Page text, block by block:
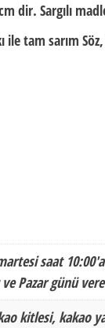
dir. Sargılı
tam sarım
saat
Pazar günü
kitlesi, kakao